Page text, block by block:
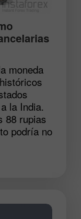
moneda
la India.
88 rupias
podría no